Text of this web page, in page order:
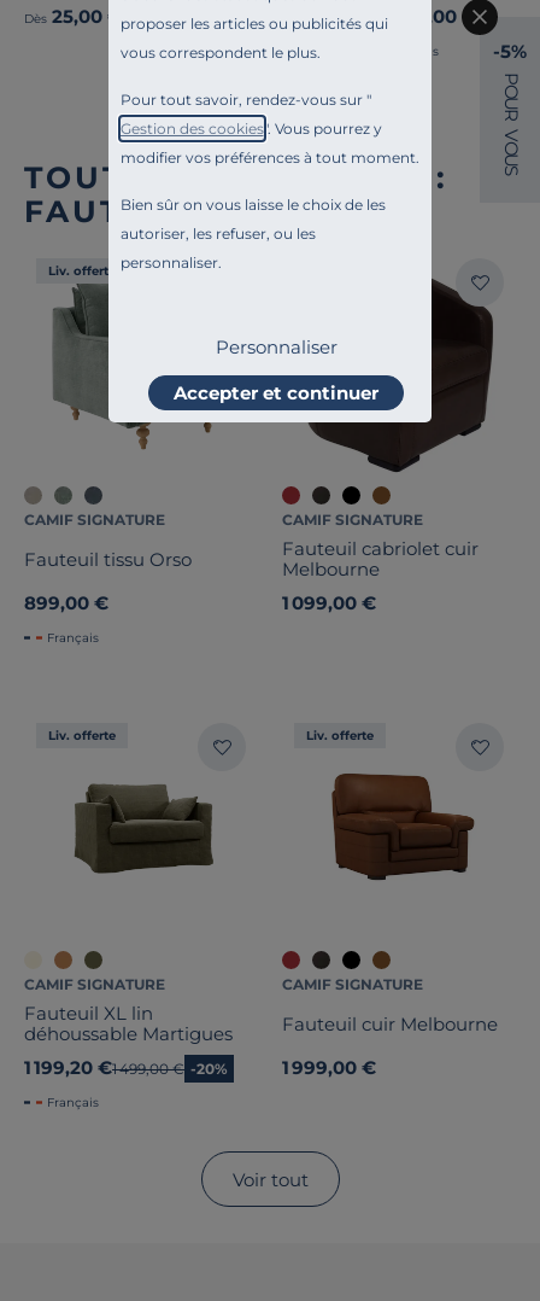
proposer les articles ou publicités qui
vous correspondent le plus.
Pour tout savoir, rendez-vous sur "
Gestion des cookies". Vous pourrez y
modifier vos préférences à tout moment.
Bien sûr on vous laisse le choix de les
autoriser, les refuser, ou les
personnaliser.
Personnaliser
Accepter et continuer
Dès 25,00 € Dès 499,00 €
Français
TOUTE NOTRE OFFRE :
FAUTEUILS FIXES
Liv. offerte
CAMIF SIGNATURE
Fauteuil tissu Orso
899,00 €
Français
CAMIF SIGNATURE
Fauteuil cabriolet cuir
Melbourne
1 099,00 €
Liv. offerte
CAMIF SIGNATURE
Fauteuil XL lin
déhoussable Martigues
1 199,20 €Ancien prix
1 499,00 € -20%
Français
Liv. offerte
CAMIF SIGNATURE
Fauteuil cuir Melbourne
1 999,00 €
Voir tout
-5%
P
O
U
R
V
O
U
S